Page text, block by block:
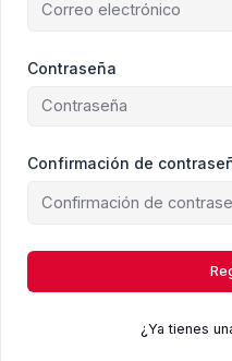
Contraseña
Confirmación de
¿Ya tienes